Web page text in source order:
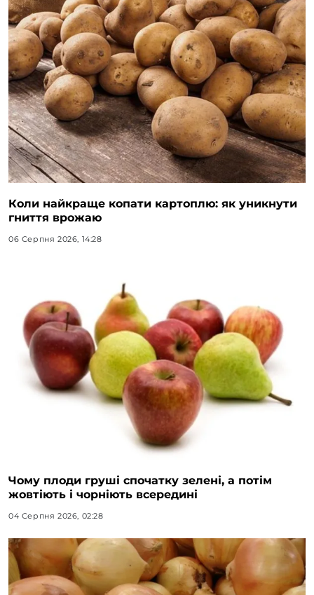
Коли найкраще копати картоплю: як уникнути
гниття врожаю
06 Серпня 2026, 14:28
Чому плоди груші спочатку зелені, а потім
жовтіють і чорніють всередині
04 Серпня 2026, 02:28